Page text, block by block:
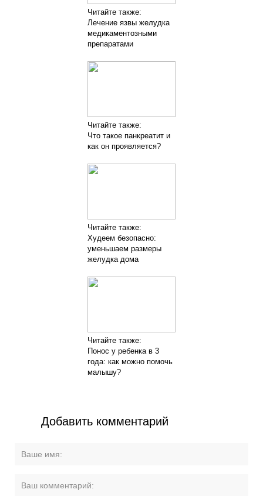
Читайте также:
Лечение язвы желудка
медикаментозными
препаратами
Читайте также:
Что такое панкреатит и
как он проявляется?
Читайте также:
Худеем безопасно:
уменьшаем размеры
желудка дома
Читайте также:
Понос у ребенка в 3
года: как можно помочь
малышу?
Добавить комментарий